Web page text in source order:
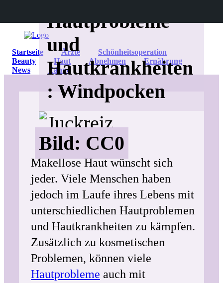
Startseite Ärzte
Schönheitsoperation
Beauty
Haut Abnehmen
Ernährung
News
Zähne
Bild: CC0
Hautprobleme
und
Hautkrankheiten
: Windpocken
Makellose Haut wünscht sich
jeder. Viele Menschen haben
jedoch im Laufe ihres Lebens mit
unterschiedlichen Hautproblemen
und Hautkrankheiten zu kämpfen.
Zusätzlich zu kosmetischen
Problemen, können viele
Hautprobleme auch mit